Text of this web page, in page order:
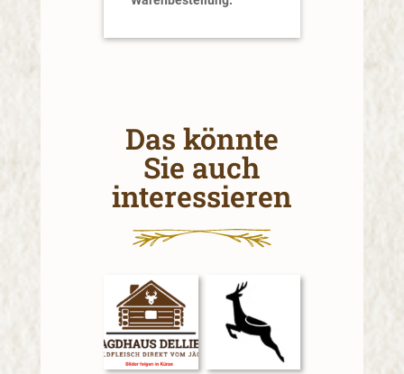
Das könnte
Sie auch
interessieren